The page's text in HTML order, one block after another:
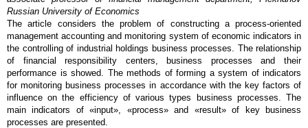
Russian University of Economics
The article considers the problem of constructing a process-oriented
management accounting and monitoring system of economic indicators in
the controlling of industrial holdings business processes. The relationship
of financial responsibility centers, business processes and their
performance is showed. The methods of forming a system of indicators
for monitoring business processes in accordance with the key factors of
influence on the efficiency of various types business processes. The
main indicators of «input», «process» and «result» of key business
processes are presented.